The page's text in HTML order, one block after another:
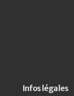
Infos légales